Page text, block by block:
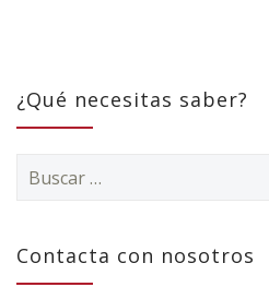
¿Qué necesitas saber?
Contacta con nosotros